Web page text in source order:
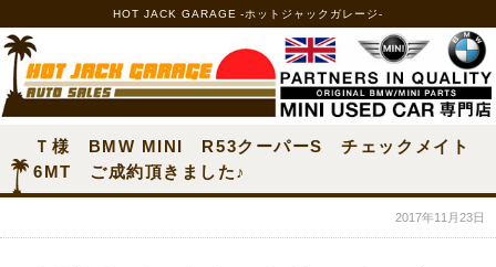
HOT JACK GARAGE -ホットジャックガレージ-
Ｔ様 BMW MINI R53クーパーS チェックメイト
6MT ご成約頂きました♪
2017年11月23日